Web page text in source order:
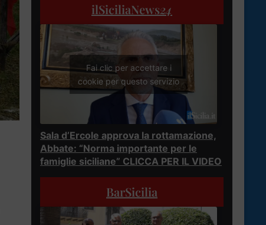
ilSiciliaNews24
Fai clic per accettare i
cookie per questo servizio
Sala d’Ercole approva la rottamazione,
Abbate: “Norma importante per le
famiglie siciliane” CLICCA PER IL VIDEO
BarSicilia